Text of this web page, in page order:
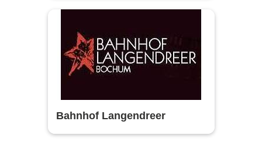
Bahnhof Langendreer